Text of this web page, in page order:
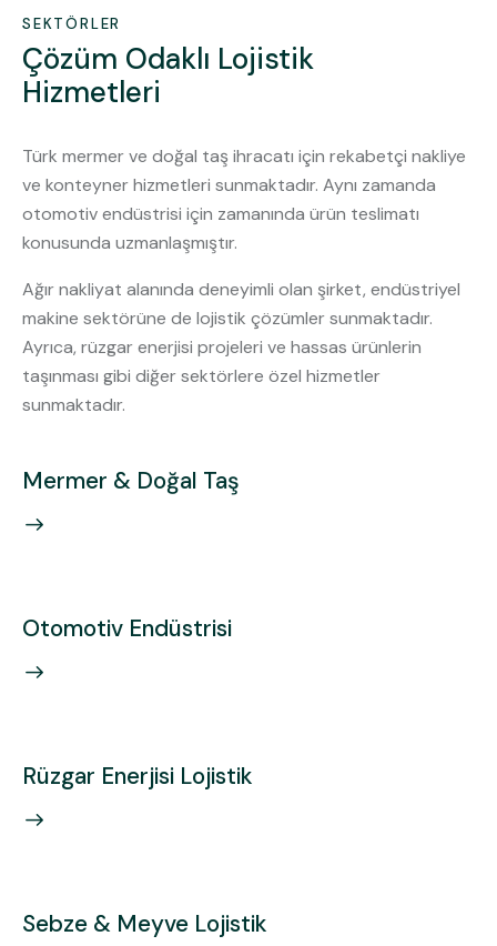
SEKTÖRLER
Çözüm Odaklı Lojistik
Hizmetleri
Türk mermer ve doğal taş ihracatı için rekabetçi nakliye
ve konteyner hizmetleri sunmaktadır. Aynı zamanda
otomotiv endüstrisi için zamanında ürün teslimatı
konusunda uzmanlaşmıştır.
Ağır nakliyat alanında deneyimli olan şirket, endüstriyel
makine sektörüne de lojistik çözümler sunmaktadır.
Ayrıca, rüzgar enerjisi projeleri ve hassas ürünlerin
taşınması gibi diğer sektörlere özel hizmetler
sunmaktadır.
Mermer & Doğal Taş
Otomotiv Endüstrisi
Rüzgar Enerjisi Lojistik
Sebze & Meyve Lojistik